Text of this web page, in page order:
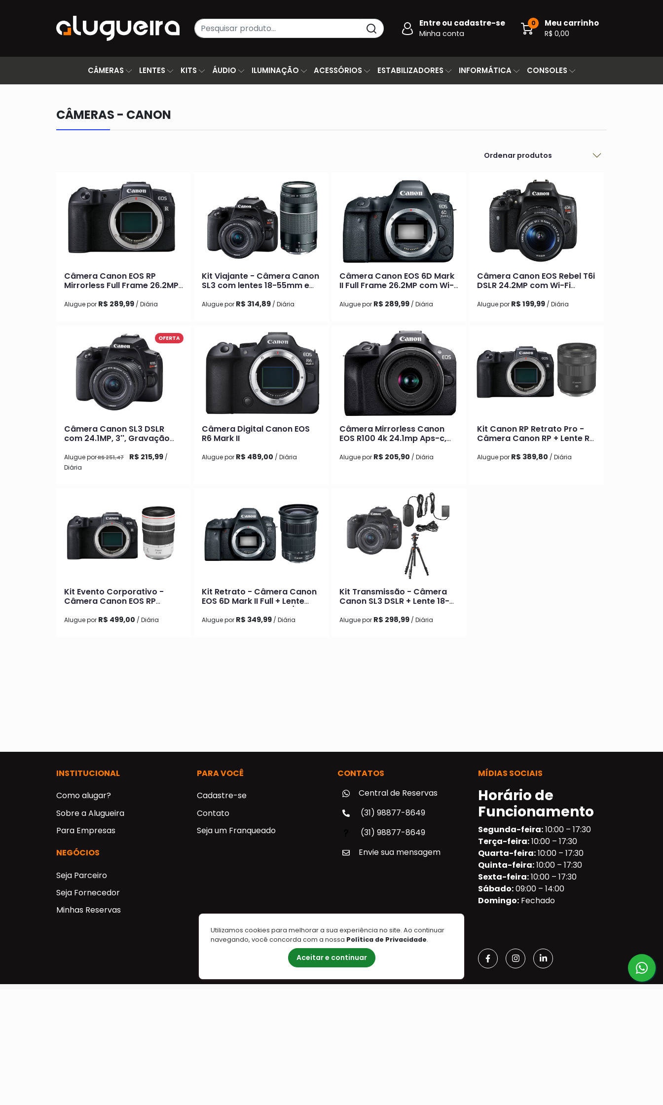
Entre ou cadastre-se
Minha conta
0 Meu carrinho
R$ 0,00
CÂMERAS LENTES KITS ÁUDIO ILUMINAÇÃO ACESSÓRIOS ESTABILIZADORES INFORMÁTICA CONSOLES
CÂMERAS - CANON
Câmera Canon EOS RP
Mirrorless Full Frame 26.2MP
Alugue por R$ 289,99 / Diária
Kit Viajante - Câmera Canon
SL3 com lentes 18-55mm e
Alugue por R$ 314,89 / Diária
Câmera Canon EOS 6D Mark
II Full Frame 26.2MP com Wi-
Alugue por R$ 289,99 / Diária
Câmera Canon EOS Rebel T6i
DSLR 24.2MP com Wi-Fi
55mm
Alugue por R$ 199,99 / Diária
OFERTA
Câmera Canon SL3 DSLR
com 24.1MP, 3'', Gravação
55mm
Alugue porR$ 251,47 R$ 215,99 /
Diária
Câmera Digital Canon EOS
R6 Mark II
Alugue por R$ 489,00 / Diária
Câmera Mirrorless Canon
EOS R100 4k 24.1mp Aps-c,
Alugue por R$ 205,90 / Diária
Kit Canon RP Retrato Pro -
Câmera Canon RP + Lente RF
Alugue por R$ 389,80 / Diária
Kit Evento Corporativo -
Câmera Canon EOS RP
70-200MM F/2.8L IS USM
Alugue por R$ 499,00 / Diária
Kit Retrato - Câmera Canon
EOS 6D Mark II Full + Lente
Canon EF 24-105mm f/3.5 IS
STM
Alugue por R$ 349,99 / Diária
Kit Transmissão - Câmera
Canon SL3 DSLR + Lente 18-
Canon + Tripé K&F Cconcept
Alugue por R$ 298,99 / Diária
INSTITUCIONAL
Como alugar?
Sobre a Alugueira
Para Empresas
NEGÓCIOS
Seja Parceiro
Seja Fornecedor
Minhas Reservas
PARA VOCÊ
Cadastre-se
Contato
Seja um Franqueado
CONTATOS
Central de Reservas
(31) 98877-8649
(31) 98877-8649
Envie sua mensagem
MÍDIAS SOCIAIS
Horário de
Funcionamento
Segunda-feira:10:00 – 17:30
Terça-feira:10:00 – 17:30
Quarta-feira:10:00 – 17:30
Quinta-feira:10:00 – 17:30
Sexta-feira:10:00 – 17:30
Sábado:09:00 – 14:00
Domingo: Fechado
Utilizamos cookies para melhorar a sua experiência no site. Ao continuar
navegando, você concorda com a nossa Política de Privacidade.
Aceitar e continuar